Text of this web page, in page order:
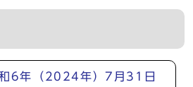
6年（2024年）7月31日